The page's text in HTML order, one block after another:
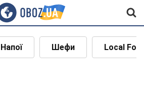
Напої Шефи Local